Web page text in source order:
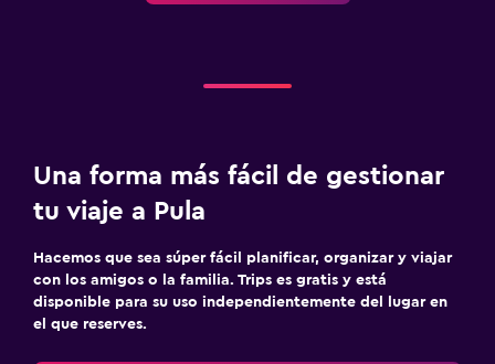
Una forma más fácil de gestionar
tu viaje a Pula
Hacemos que sea súper fácil planificar, organizar y viajar
con los amigos o la familia. Trips es gratis y está
disponible para su uso independientemente del lugar en
el que reserves.